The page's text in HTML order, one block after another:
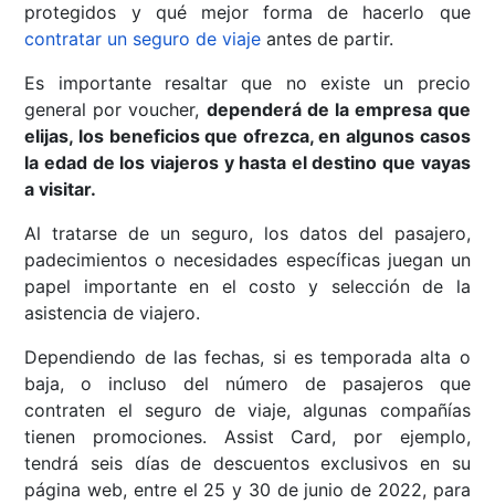
protegidos y qué mejor forma de hacerlo que
contratar un seguro de viaje antes de partir.
Es importante resaltar que no existe un precio
general por voucher, dependerá de la empresa que
elijas, los beneficios que ofrezca, en algunos casos
la edad de los viajeros y hasta el destino que vayas
a visitar.
Al tratarse de un seguro, los datos del pasajero,
padecimientos o necesidades específicas juegan un
papel importante en el costo y selección de la
asistencia de viajero.
Dependiendo de las fechas, si es temporada alta o
baja, o incluso del número de pasajeros que
contraten el seguro de viaje, algunas compañías
tienen promociones. Assist Card, por ejemplo,
tendrá seis días de descuentos exclusivos en su
página web, entre el 25 y 30 de junio de 2022, para